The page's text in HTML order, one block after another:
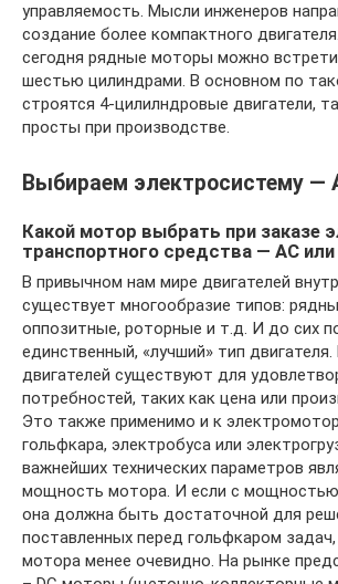
управляемость. Мысли инженеров
создание более компактного
сегодня рядные моторы можно
шестью цилиндрами. В основном по
строятся 4-цилилндровые двигатели,
просты при производстве.
Выбираем электросистему —
Какой мотор выбрать при заказе
транспортного средства — AC или
В привычном нам мире двигателей
существует многообразие типов:
оппозитные, роторные и т.д. И до сих
единственный, «лучший» тип
двигателей существуют для
потребностей, таких как цена или
Это также применимо и к
гольфкара, электробуса или
важнейших технических параметров
мощность мотора. И если с мощностью
она должна быть достаточной для
поставленных перед гольфкаром
мотора менее очевидно. На рынке